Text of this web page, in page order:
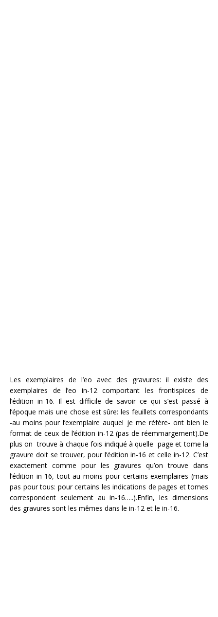
Les exemplaires de l’eo avec des gravures: il existe des
exemplaires de l’eo in-12 comportant les frontispices de
l’édition in-16. Il est difficile de savoir ce qui s’est passé à
l’époque mais une chose est sûre: les feuillets correspondants
-au moins pour l’exemplaire auquel je me réfère- ont bien le
format de ceux de l’édition in-12 (pas de réemmargement).De
plus on trouve à chaque fois indiqué à quelle page et tome la
gravure doit se trouver, pour l’édition in-16 et celle in-12. C’est
exactement comme pour les gravures qu’on trouve dans
l’édition in-16, tout au moins pour certains exemplaires (mais
pas pour tous: pour certains les indications de pages et tomes
correspondent seulement au in-16…..).Enfin, les dimensions
des gravures sont les mêmes dans le in-12 et le in-16.